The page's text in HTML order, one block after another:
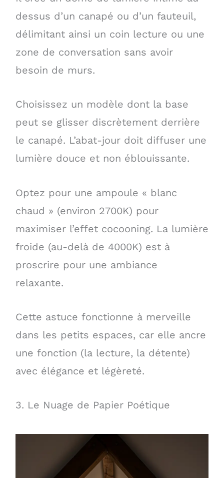
dessus d’un canapé ou d’un fauteuil,
délimitant ainsi un coin lecture ou une
zone de conversation sans avoir
besoin de murs.
Choisissez un modèle dont la base
peut se glisser discrètement derrière
le canapé. L’abat-jour doit diffuser une
lumière douce et non éblouissante.
Optez pour une ampoule « blanc
chaud » (environ 2700K) pour
maximiser l’effet cocooning. La lumière
froide (au-delà de 4000K) est à
proscrire pour une ambiance
relaxante.
Cette astuce fonctionne à merveille
dans les petits espaces, car elle ancre
une fonction (la lecture, la détente)
avec élégance et légèreté.
3. Le Nuage de Papier Poétique